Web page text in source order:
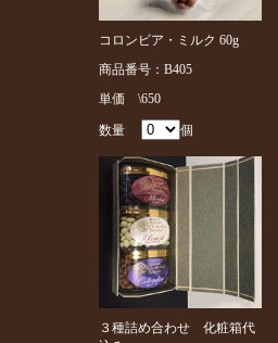
コロンビア・ミルク 60g
商品番号：B405
単価 \650
数量 個
３種詰め合わせ 化粧箱代